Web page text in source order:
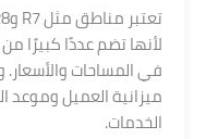
لأنها تضم عددًا كبيرًا
في المساحات
ميزانية العميل
الخدمات.